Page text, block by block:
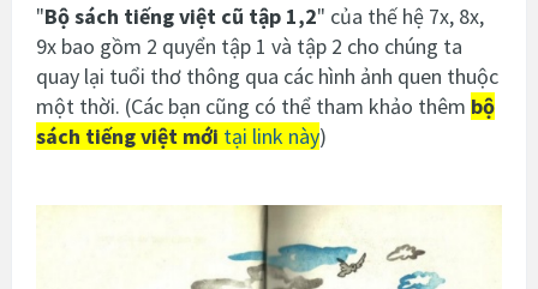
"Bộ sách tiếng việt cũ tập 1,2" của thế hệ 7x, 8x,
9x bao gồm 2 quyển tập 1 và tập 2 cho chúng ta
quay lại tuổi thơ thông qua các hình ảnh quen thuộc
một thời. (Các bạn cũng có thể tham khảo thêm bộ
sách tiếng việt mới tại link này)